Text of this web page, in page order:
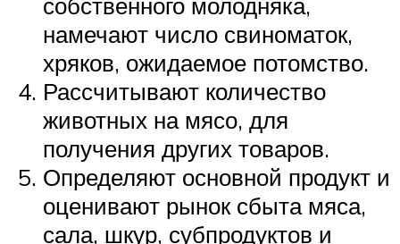
намечают число свиноматок,
хряков, ожидаемое потомство.
Рассчитывают количество
животных на мясо, для
получения других товаров.
Определяют основной продукт и
оценивают рынок сбыта мяса,
сала, шкур, субпродуктов и